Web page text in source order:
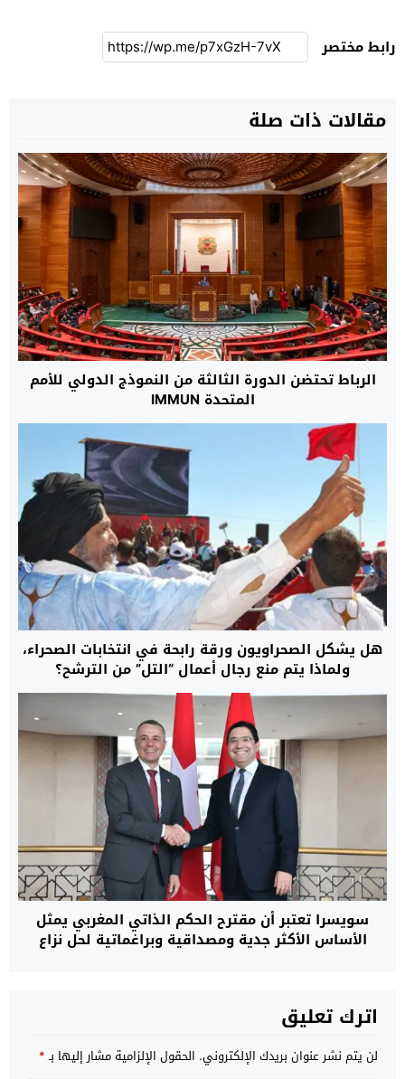
رابط مختصر
مقالات ذات صلة
الرباط تحتضن الدورة الثالثة من النموذج الدولي للأمم
المتحدة IMMUN
هل يشكل الصحراويون ورقة رابحة في انتخابات الصحراء،
ولماذا يتم منع رجال أعمال “التل” من الترشح؟
سويسرا تعتبر أن مقترح الحكم الذاتي المغربي يمثل
الأساس الأكثر جدية ومصداقية وبراغماتية لحل نزاع
اترك تعليق
لن يتم نشر عنوان بريدك الإلكتروني. الحقول الإلزامية مشار إليها بـ*